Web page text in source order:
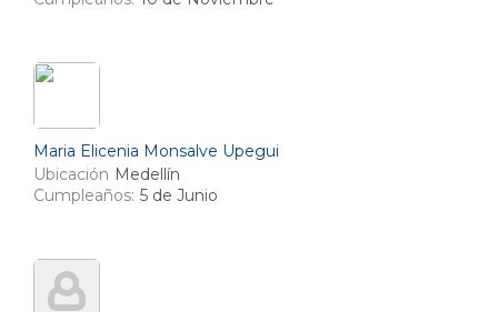
Maria Elicenia Monsalve Upegui
Ubicación Medellín
Cumpleaños: 5 de Junio